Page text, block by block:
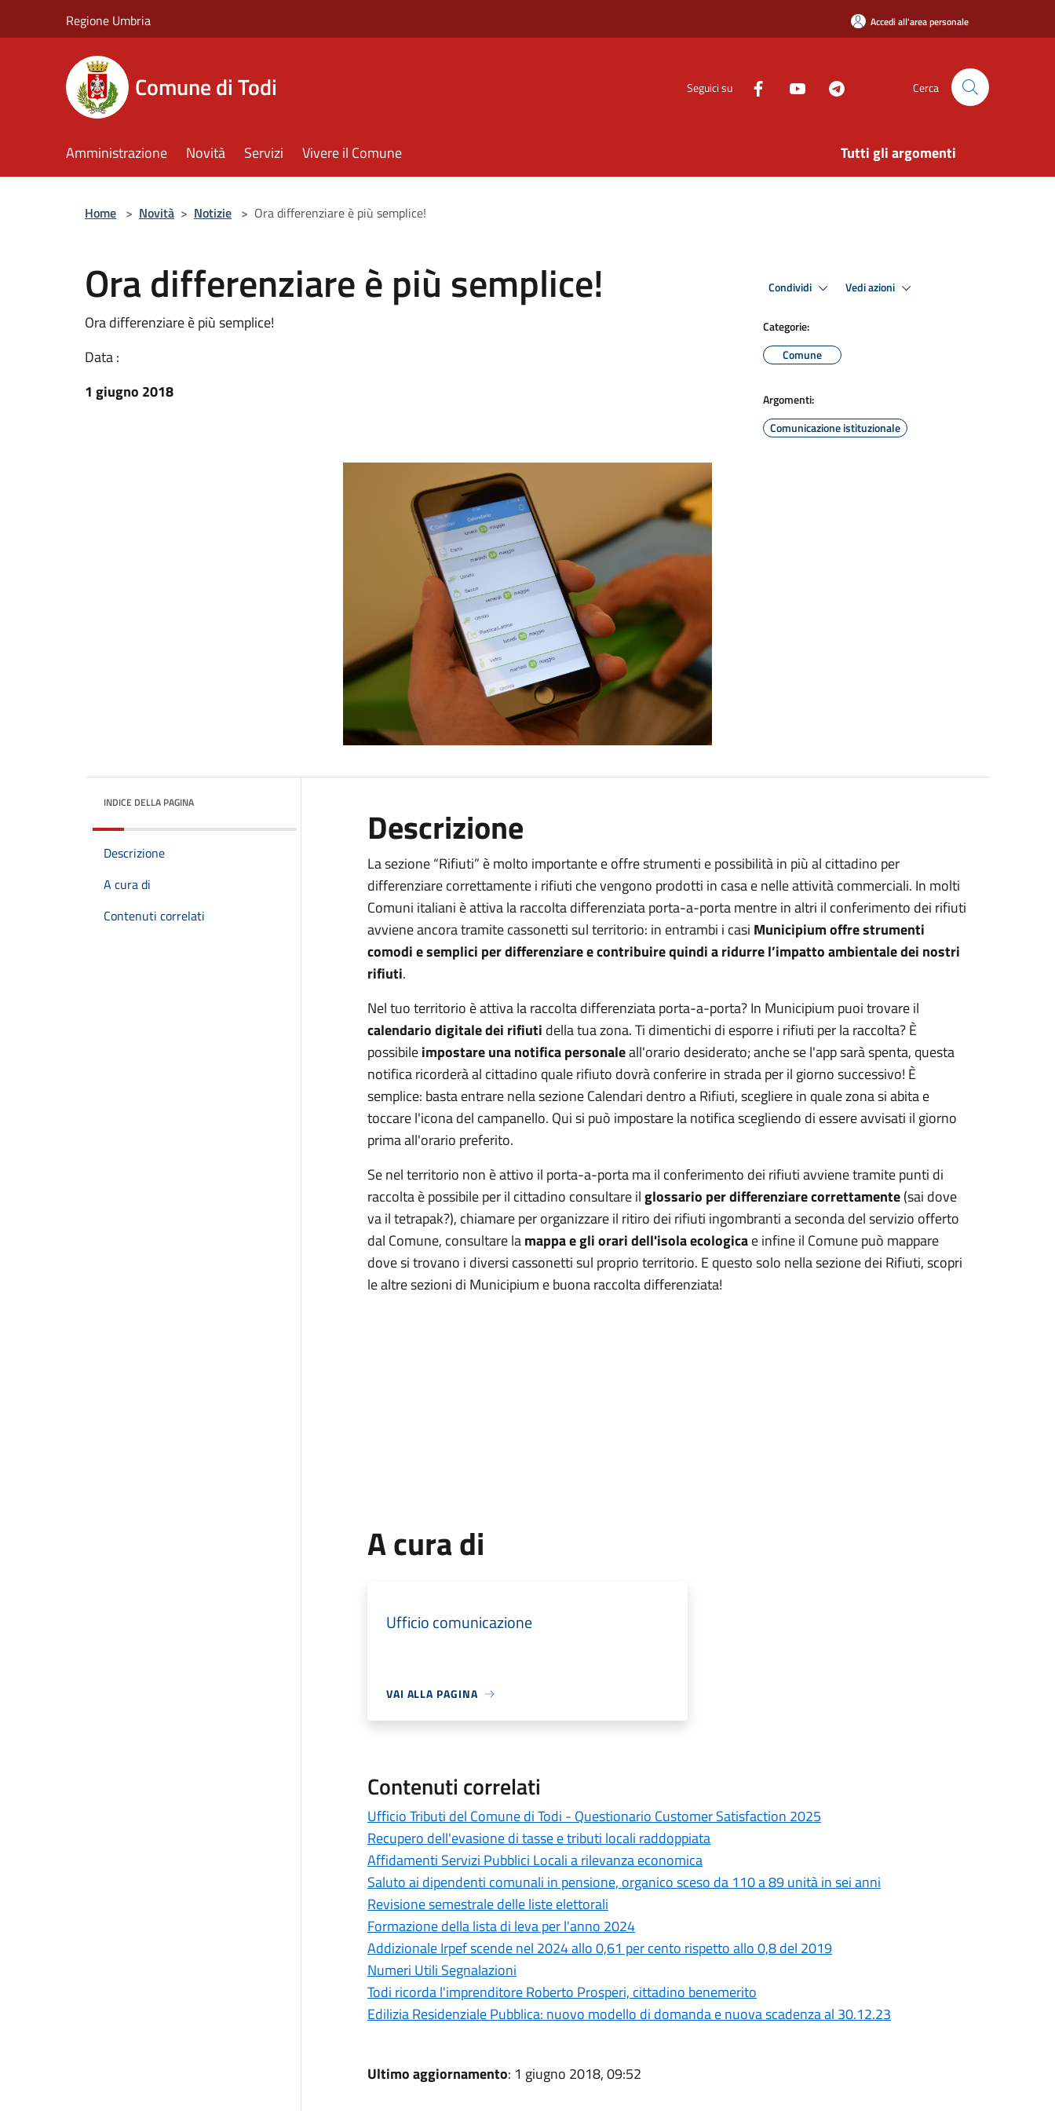
Regione Umbria Accedi all'area personale
Comune di Todi Seguici su Cerca
Amministrazione Novità Servizi Vivere il Comune Tutti gli argomenti
Home > Novità > Notizie > Ora differenziare è più semplice!
Ora differenziare è più semplice!
Ora differenziare è più semplice!
Data :
1 giugno 2018
Condividi Vedi azioni
Categorie:
Comune
Argomenti:
Comunicazione istituzionale
INDICE DELLA PAGINA
Descrizione
A cura di
Contenuti correlati
Descrizione
La sezione “Rifiuti” è molto importante e offre strumenti e possibilità in più al cittadino per
differenziare correttamente i rifiuti che vengono prodotti in casa e nelle attività commerciali. In molti
Comuni italiani è attiva la raccolta differenziata porta-a-porta mentre in altri il conferimento dei rifiuti
avviene ancora tramite cassonetti sul territorio: in entrambi i casi Municipium offre strumenti
comodi e semplici per differenziare e contribuire quindi a ridurre l’impatto ambientale dei nostri
rifiuti.
Nel tuo territorio è attiva la raccolta differenziata porta-a-porta? In Municipium puoi trovare il
calendario digitale dei rifiuti della tua zona. Ti dimentichi di esporre i rifiuti per la raccolta? È
possibileimpostare una notifica personaleall'orario desiderato; anche se l'app sarà spenta, questa
notifica ricorderà al cittadino quale rifiuto dovrà conferire in strada per il giorno successivo! È
semplice: basta entrare nella sezione Calendari dentro a Rifiuti, scegliere in quale zona si abita e
toccare l'icona del campanello. Qui si può impostare la notifica scegliendo di essere avvisati il giorno
prima all'orario preferito.
Se nel territorio non è attivo il porta-a-porta ma il conferimento dei rifiuti avviene tramite punti di
raccolta è possibile per il cittadino consultare ilglossario per differenziare correttamente(sai dove
va il tetrapak?), chiamare per organizzare il ritiro dei rifiuti ingombranti a seconda del servizio offerto
dal Comune, consultare lamappa e gli orari dell'isola ecologicae infine il Comune può mappare
dove si trovano i diversi cassonetti sul proprio territorio. E questo solo nella sezione dei Rifiuti, scopri
le altre sezioni di Municipium e buona raccolta differenziata!
A cura di
Ufficio comunicazione
VAI ALLA PAGINA
Contenuti correlati
Ufficio Tributi del Comune di Todi - Questionario Customer Satisfaction 2025
Recupero dell'evasione di tasse e tributi locali raddoppiata
Affidamenti Servizi Pubblici Locali a rilevanza economica
Saluto ai dipendenti comunali in pensione, organico sceso da 110 a 89 unità in sei anni
Revisione semestrale delle liste elettorali
Formazione della lista di leva per l'anno 2024
Addizionale Irpef scende nel 2024 allo 0,61 per cento rispetto allo 0,8 del 2019
Numeri Utili Segnalazioni
Todi ricorda l'imprenditore Roberto Prosperi, cittadino benemerito
Edilizia Residenziale Pubblica: nuovo modello di domanda e nuova scadenza al 30.12.23
Ultimo aggiornamento: 1 giugno 2018, 09:52